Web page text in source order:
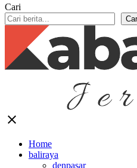
Cari
close
Home
baliraya
denpasar